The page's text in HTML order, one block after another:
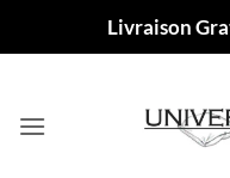
Livraison